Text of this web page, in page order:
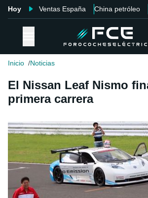
Hoy Ventas España China petróleo
Inicio Noticias
El Nissan Leaf Nismo
primera carrera